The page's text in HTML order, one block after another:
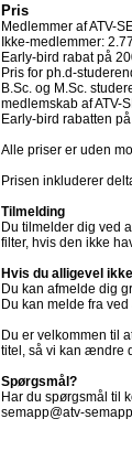
Pris
Medlemmer af ATV-
Ikke-medlemmer:
Early-bird rabat på
Pris for ph.d-
B.Sc. og M.Sc.
medlemskab af ATV-
Early-bird rabatten
Alle priser er uden
Prisen inkluderer
Tilmelding
Du tilmelder dig ved
filter, hvis den ikke
Hvis du alligevel
Du kan afmelde dig
Du kan melde fra
Du er velkommen til
titel, så vi kan ændre
Spørgsmål?
Har du spørgsmål til
semapp@atv-